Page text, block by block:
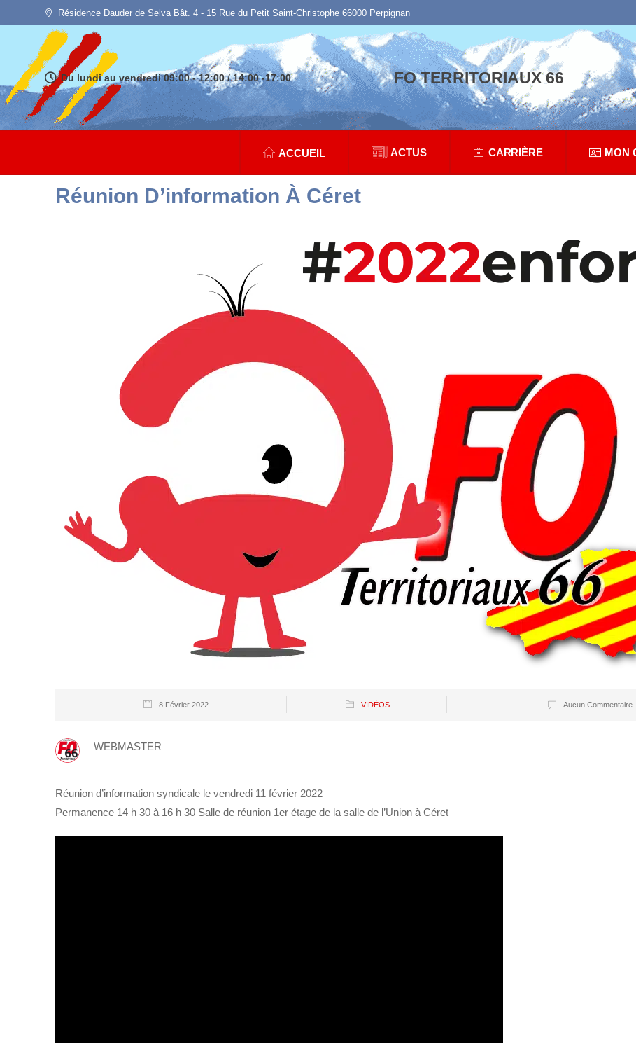
Résidence Dauder de Selva Bât. 4 - 15 Rue du Petit Saint-Christophe 66000 Perpignan
Du lundi au vendredi 09:00 - 12:00 / 14:00 -17:00 FO TERRITORIAUX 66
ACCUEIL ACTUS CARRIÈRE MON
Réunion D’information À Céret
8 Février 2022 VIDÉOS Aucun Commentaire
WEBMASTER
Réunion d’information syndicale le vendredi 11 février 2022
Permanence 14 h 30 à 16 h 30 Salle de réunion 1er étage de la salle de l’Union à Céret